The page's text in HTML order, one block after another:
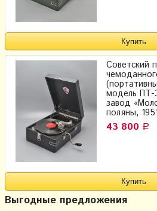
Советский
модель ПТ-
завод
поляны,
43 800 Р
Выгодные предложения